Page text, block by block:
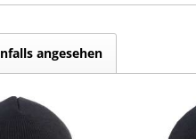
angesehen